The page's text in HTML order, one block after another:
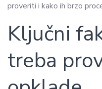
proveriti i kako ih brzo
Ključni
treba